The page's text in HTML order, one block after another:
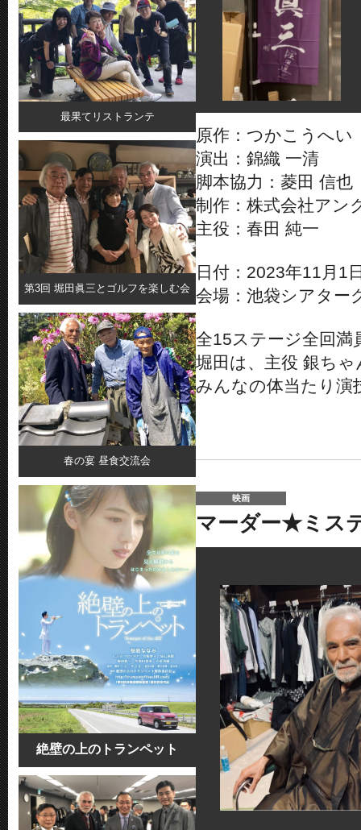
最果てリストランテ
第3回 堀田眞三とゴルフを楽しむ会
春の宴 昼食交流会
絶壁の上のトランペット
原作：つかこうへい
演出：錦織 一清
脚本協力：菱田 信也
制作：株式会社アン
主役：春田 純一
日付：2023年11月1
会場：池袋シアター
全15ステージ全回
堀田は、主役 銀ちゃ
みんなの体当たり
映画
マーダー★ミス